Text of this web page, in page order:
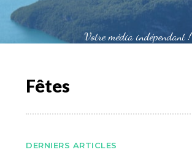
Votre média indépendant !
Fêtes
DERNIERS ARTICLES